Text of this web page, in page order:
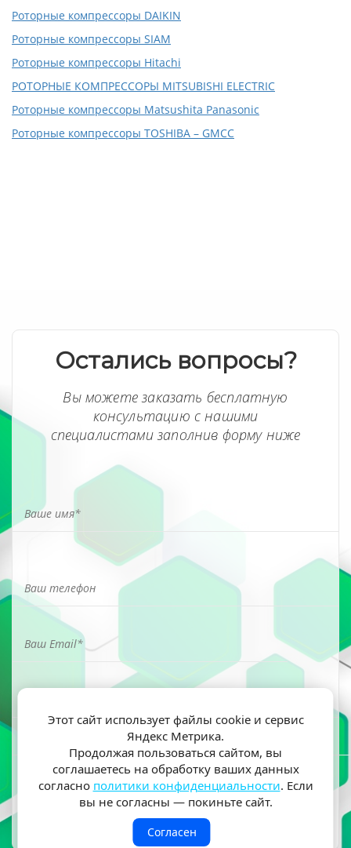
Роторные компрессоры DAIKIN
Роторные компрессоры SIAM
Роторные компрессоры Hitachi
РОТОРНЫЕ КОМПРЕССОРЫ MITSUBISHI ELECTRIC
Роторные компрессоры Matsushita Panasonic
Роторные компрессоры TOSHIBA – GMCC
Остались вопросы?
Вы можете заказать бесплатную
консультацию с нашими
специалистами заполнив форму ниже
Я ознакомлен(а) и согласен(на) на обработку моих
персональных данных согласно политики
конфиденциальности
Этот сайт использует файлы cookie и сервис
Яндекс Метрика.
Продолжая пользоваться сайтом, вы
соглашаетесь на обработку ваших данных
согласно политики конфиденциальности. Если
вы не согласны — покиньте сайт.
Согласен